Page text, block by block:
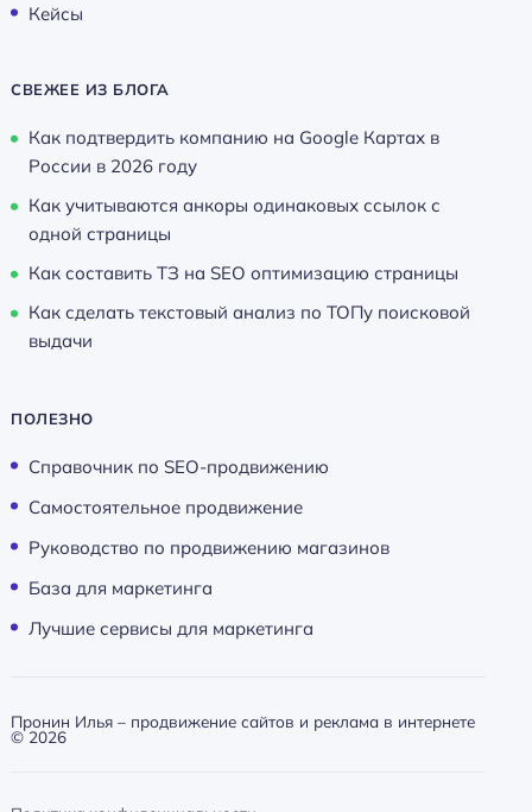
Кейсы
СВЕЖЕЕ ИЗ БЛОГА
Как подтвердить компанию на Google Картах в
России в 2026 году
Как учитываются анкоры одинаковых ссылок с
одной страницы
Как составить ТЗ на SEO оптимизацию страницы
Как сделать текстовый анализ по ТОПу поисковой
выдачи
ПОЛЕЗНО
Справочник по SEO-продвижению
Самостоятельное продвижение
Руководство по продвижению магазинов
База для маркетинга
Лучшие сервисы для маркетинга
Пронин Илья – продвижение сайтов и реклама в интернете
©2026